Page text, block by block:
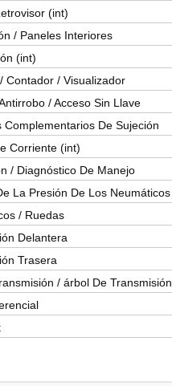
(int)
/ Paneles Interiores
(int)
Contador / Visualizador
/ Acceso Sin Llave
Complementarios De Sujeción
Corriente (int)
/ Diagnóstico De Manejo
La Presión De Los Neumáticos
/ Ruedas
Delantera
Trasera
/ árbol De Transmisión